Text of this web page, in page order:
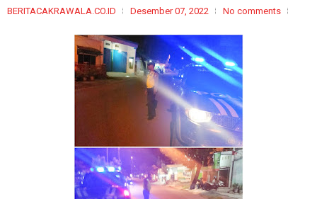
BERITACAKRAWALA.CO.ID Desember 07, 2022 No comments